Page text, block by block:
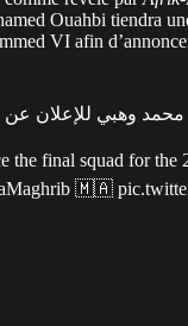
Ouahbi tiendra
VI afin
وهبي للإعلان عن
the final squad for
🇲🇦